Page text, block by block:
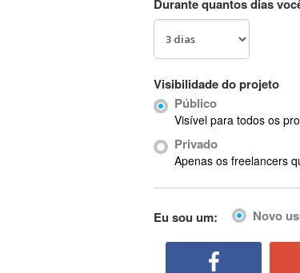
Ab Initio
ABIS
AbleCommerce
Ableton Live
Abstract Window Toolkit (AWT)
Durante quantos dias
Visibilidade do projeto
Público
Visível para todos os
Privado
Apenas os freelancers
Eu sou um: Novo